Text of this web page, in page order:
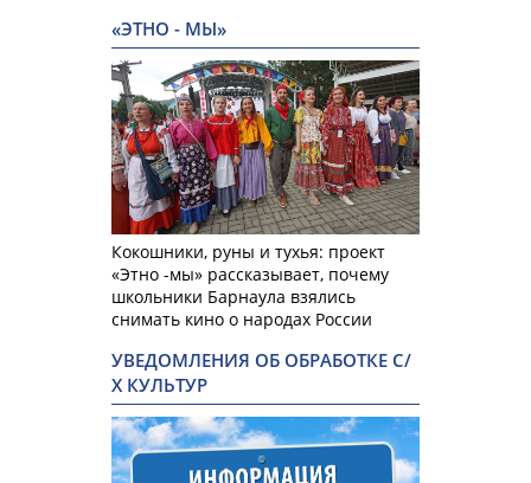
«ЭТНО - МЫ»
Кокошники, руны и тухья: проект
«Этно -мы» рассказывает, почему
школьники Барнаула взялись
снимать кино о народах России
УВЕДОМЛЕНИЯ ОБ ОБРАБОТКЕ С/
Х КУЛЬТУР